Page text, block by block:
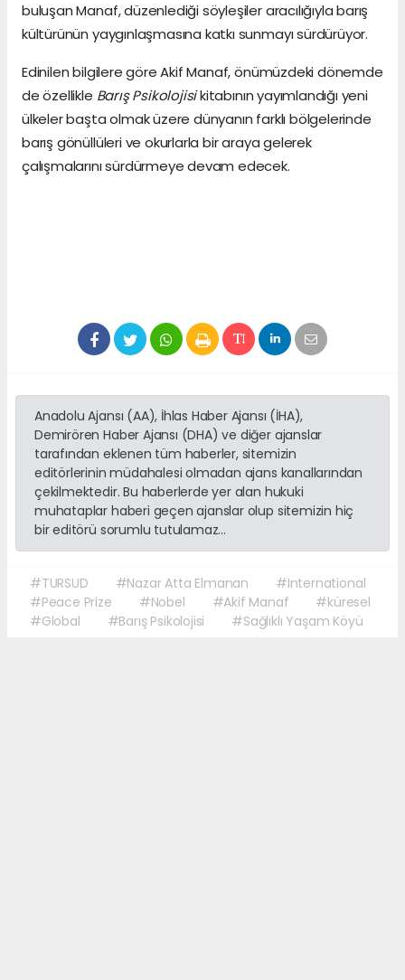
buluşan Manaf, düzenlediği söyleşiler aracılığıyla barış
kültürünün yaygınlaşmasına katkı sunmayı sürdürüyor.
Edinilen bilgilere göre Akif Manaf, önümüzdeki dönemde
de özellikle Barış Psikolojisikitabının yayımlandığı yeni
ülkeler başta olmak üzere dünyanın farklı bölgelerinde
barış gönüllüleri ve okurlarla bir araya gelerek
çalışmalarını sürdürmeye devam edecek.
Anadolu Ajansı (AA), İhlas Haber Ajansı (İHA),
Demirören Haber Ajansı (DHA) ve diğer ajanslar
tarafından eklenen tüm haberler, sitemizin
editörlerinin müdahalesi olmadan ajans kanallarından
çekilmektedir. Bu haberlerde yer alan hukuki
muhataplar haberi geçen ajanslar olup sitemizin hiç
bir editörü sorumlu tutulamaz...
#TURSUD #Nazar Atta Elmanan
#International
#Peace Prize
#Nobel #Akif Manaf
#küresel
#Global
#Barış Psikolojisi #Sağlıklı Yaşam Köyü